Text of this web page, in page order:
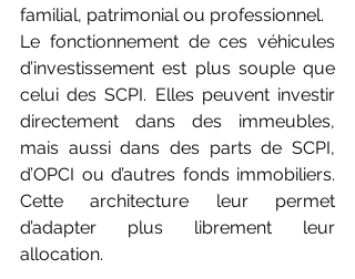
familial, patrimonial ou professionnel.
Le fonctionnement de ces véhicules
d’investissement est plus souple que
celui des SCPI. Elles peuvent investir
directement dans des immeubles,
mais aussi dans des parts de SCPI,
d’OPCI ou d’autres fonds immobiliers.
Cette architecture leur permet
d’adapter plus librement leur
allocation.